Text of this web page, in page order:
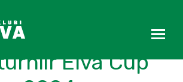
esimene
Elva Cup